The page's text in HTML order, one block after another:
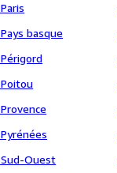
basque
Ouest